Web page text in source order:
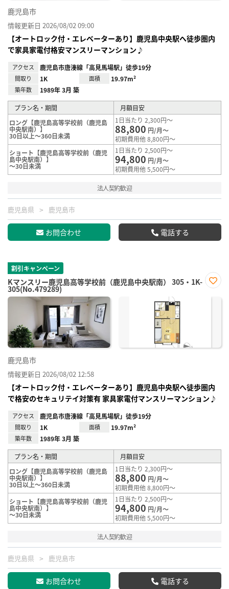
鹿児島市
情報更新日 2026/08/02 09:00
【オートロック付・エレベーターあり】鹿児島中央駅へ徒歩圏内
で家具家電付格安マンスリーマンション♪
アクセス 鹿児島市唐湊線「高見馬場駅」徒歩19分
間取り 1K 面積 19.97m²
築年数 1989年 3月 築
プラン名・期間
月額目安
ロング【鹿児島高等学校前（鹿児島
中央駅南）】
30日以上～360日未満
1日当たり 2,300円～
88,800 円/月～
初期費用他 8,800円～
ショート【鹿児島高等学校前（鹿児
島中央駅南）】
～30日未満
1日当たり 2,500円～
94,800 円/月～
初期費用他 5,500円～
法人契約歓迎
鹿児島県 鹿児島市
お問合わせ 電話する
割引キャンペーン
Kマンスリー鹿児島高等学校前（鹿児島中央駅南） 305・1K-
305(No.479289)
に入
鹿児島市
情報更新日 2026/08/02 12:58
【オートロック付・エレベーターあり】鹿児島中央駅へ徒歩圏内
で格安のセキュリテイ対策有 家具家電付マンスリーマンション♪
アクセス 鹿児島市唐湊線「高見馬場駅」徒歩19分
間取り 1K 面積 19.97m²
築年数 1989年 3月 築
プラン名・期間
月額目安
ロング【鹿児島高等学校前（鹿児島
中央駅南）】
30日以上～360日未満
1日当たり 2,300円～
88,800 円/月～
初期費用他 8,800円～
ショート【鹿児島高等学校前（鹿児
島中央駅南）】
～30日未満
1日当たり 2,500円～
94,800 円/月～
初期費用他 5,500円～
法人契約歓迎
鹿児島県 鹿児島市
お問合わせ 電話する